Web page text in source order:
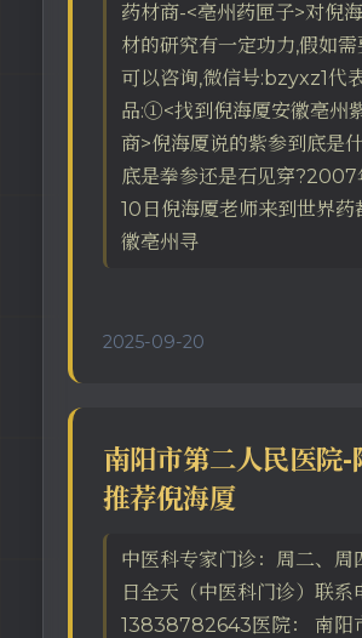
药材商-<亳州药匣子>对倪
材的研究有一定功力,假如
可以咨询,微信号:bzyxz1代
品:①<找到倪海厦安徽亳州
商>倪海厦说的紫参到底是
底是拳参还是石见穿?2007
10日倪海厦老师来到世界药
徽亳州寻
2025-09-20
南阳市第二人民医院-
推荐倪海厦
中医科专家门诊：周二、周
日全天（中医科门诊）联系
13838782643医院： 南阳